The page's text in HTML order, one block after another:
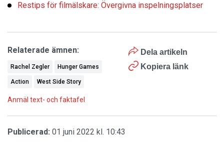
Restips för filmälskare: Övergivna inspelningsplatser
Dela artikeln
Kopiera länk
Relaterade ämnen:
Rachel Zegler Hunger Games
Action West Side Story
Anmäl text- och faktafel
Publicerad: 01 juni 2022 kl. 10:43